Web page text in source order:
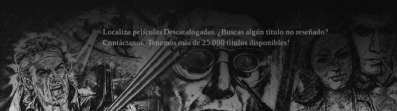
Localiza películas Descatalogadas. ¿Buscas algún título no reseñado?
Contáctanos -Tenemos más de 25.000 títulos disponibles!